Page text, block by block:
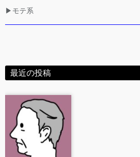
▶モテ系
最近の投稿